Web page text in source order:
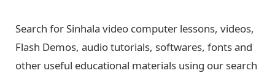
Search for Sinhala video computer lessons, videos,
Flash Demos, audio tutorials, softwares, fonts and
other useful educational materials using our search